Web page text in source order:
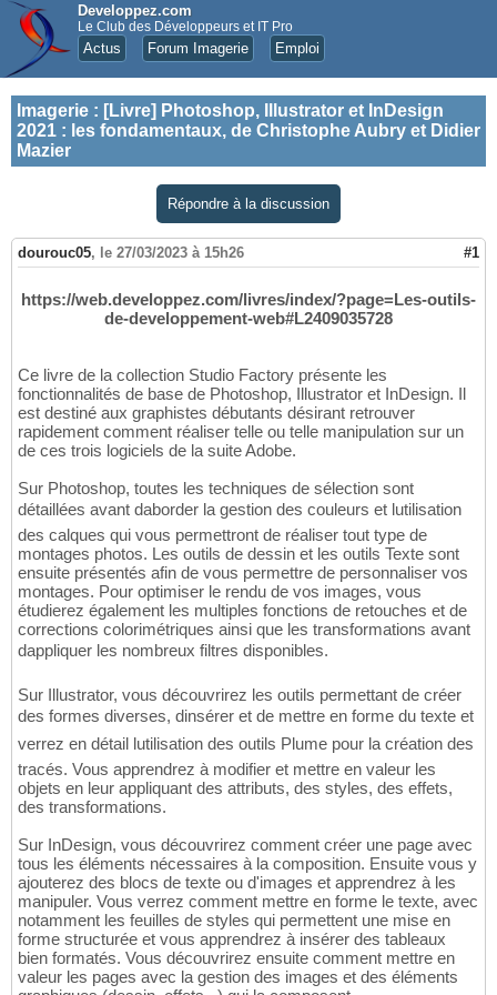
Developpez.com
Le Club des Développeurs et IT Pro
Actus Forum Imagerie Emploi
Imagerie : [Livre] Photoshop, Illustrator et InDesign
2021 : les fondamentaux, de Christophe Aubry et Didier
Mazier
Répondre à la discussion
dourouc05, le 27/03/2023 à 15h26 #1
https://web.developpez.com/livres/index/?page=Les-outils-
de-developpement-web#L2409035728
Ce livre de la collection Studio Factory présente les
fonctionnalités de base de Photoshop, Illustrator et InDesign. Il
est destiné aux graphistes débutants désirant retrouver
rapidement comment réaliser telle ou telle manipulation sur un
de ces trois logiciels de la suite Adobe.
Sur Photoshop, toutes les techniques de sélection sont
détaillées avant daborder la gestion des couleurs et lutilisation
des calques qui vous permettront de réaliser tout type de
montages photos. Les outils de dessin et les outils Texte sont
ensuite présentés afin de vous permettre de personnaliser vos
montages. Pour optimiser le rendu de vos images, vous
étudierez également les multiples fonctions de retouches et de
corrections colorimétriques ainsi que les transformations avant
dappliquer les nombreux filtres disponibles.
Sur Illustrator, vous découvrirez les outils permettant de créer
des formes diverses, dinsérer et de mettre en forme du texte et
verrez en détail lutilisation des outils Plume pour la création des
tracés. Vous apprendrez à modifier et mettre en valeur les
objets en leur appliquant des attributs, des styles, des effets,
des transformations.
Sur InDesign, vous découvrirez comment créer une page avec
tous les éléments nécessaires à la composition. Ensuite vous y
ajouterez des blocs de texte ou d'images et apprendrez à les
manipuler. Vous verrez comment mettre en forme le texte, avec
notamment les feuilles de styles qui permettent une mise en
forme structurée et vous apprendrez à insérer des tableaux
bien formatés. Vous découvrirez ensuite comment mettre en
valeur les pages avec la gestion des images et des éléments